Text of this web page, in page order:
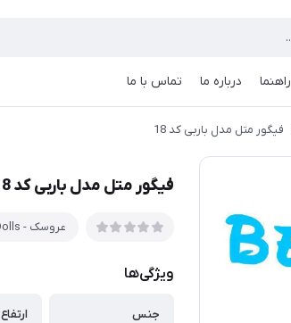
راهنما درباره ما تماس با ما
فیگور متل مدل باربی کد 18
فیگور متل مدل باربی کد 18
عروسک - Dolls
ویژگی‌ها
جنس
ارتفاع